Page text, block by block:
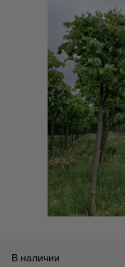
В наличии